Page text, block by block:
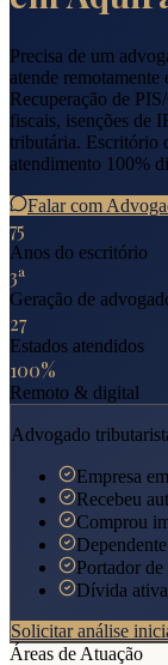
Precisa de um
atende remotamente
Recuperação de
fiscais, isenções de
tributária. Escritório
atendimento 100%
Falar com
75
Anos do escritório
3ª
Geração de
27
Estados atendidos
100%
Remoto & digital
Advogado
Empresa
Recebeu
Comprou
Portador
Dívida
Solicitar análise
Áreas de Atuação